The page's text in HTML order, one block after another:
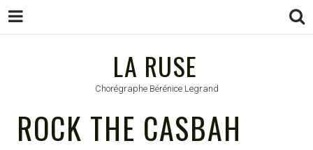
LA RUSE
Chorégraphe Bérénice Legrand
ROCK THE CASBAH
LA RUSE